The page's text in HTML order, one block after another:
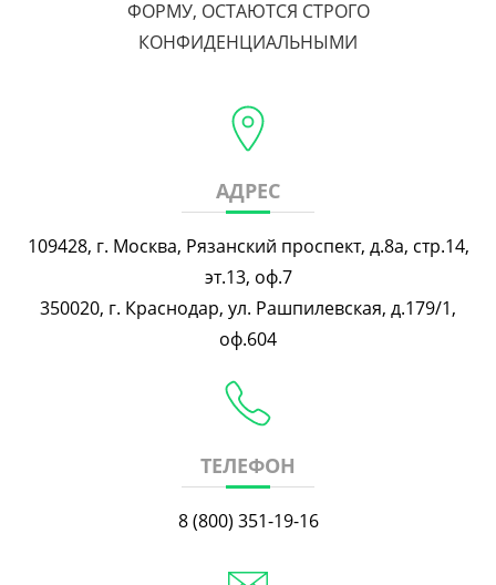
ФОРМУ, ОСТАЮТСЯ СТРОГО
КОНФИДЕНЦИАЛЬНЫМИ
АДРЕС
109428, г. Москва, Рязанский проспект, д.8а, стр.14,
эт.13, оф.7
350020, г. Краснодар, ул. Рашпилевская, д.179/1,
оф.604
ТЕЛЕФОН
8 (800) 351-19-16